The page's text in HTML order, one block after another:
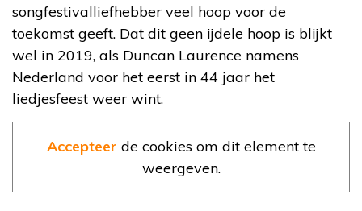
songfestivalliefhebber veel hoop voor de
toekomst geeft. Dat dit geen ijdele hoop is blijkt
wel in 2019, als Duncan Laurence namens
Nederland voor het eerst in 44 jaar het
liedjesfeest weer wint.
Accepteer de cookies om dit element te
weergeven.